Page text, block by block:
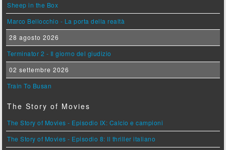
Sheep in the Box
Marco Bellocchio - La porta della realtà
28 agosto 2026
Terminator 2 - Il giorno del giudizio
02 settembre 2026
Train To Busan
The Story of Movies
The Story of Movies - Episodio IX: Calcio e campioni
The Story of Movies - Episodio 8: Il thriller italiano